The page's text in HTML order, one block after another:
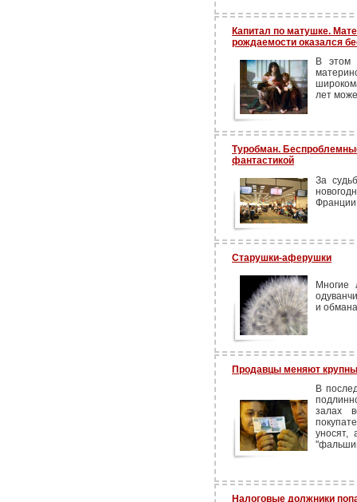
Капитал по матушке.
рождаемости оказался
В этом
лет
Туробман.
фантастикой
За
Старушки-аферушки
Многие
и
Продавцы меняют
В
залах
уносят,
Налоговые должники